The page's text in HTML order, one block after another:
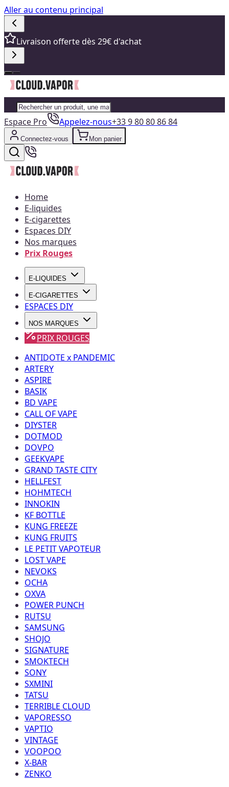
Aller au contenu principal
Livraison offerte dès 29€ d'achat
Espace Pro Appelez-nous+33 9 80 80 86 84
Connectez-vous Mon panier
Home
E-liquides
E-cigarettes
Espaces DIY
Nos marques
Prix Rouges
E-LIQUIDES
E-CIGARETTES
ESPACES DIY
NOS MARQUES
PRIX ROUGES
ANTIDOTE x PANDEMIC
ARTERY
ASPIRE
BASIK
BD VAPE
CALL OF VAPE
DIYSTER
DOTMOD
DOVPO
GEEKVAPE
GRAND TASTE CITY
HELLFEST
HOHMTECH
INNOKIN
KF BOTTLE
KUNG FREEZE
KUNG FRUITS
LE PETIT VAPOTEUR
LOST VAPE
NEVOKS
OCHA
OXVA
POWER PUNCH
RUTSU
SAMSUNG
SHOJO
SIGNATURE
SMOKTECH
SONY
SXMINI
TATSU
TERRIBLE CLOUD
VAPORESSO
VAPTIO
VINTAGE
VOOPOO
X-BAR
ZENKO